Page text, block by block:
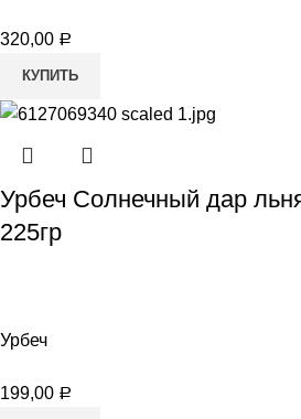
320,00 Р
КУПИТЬ
Урбеч Солнечный дар
225гр
Урбеч
199,00 Р